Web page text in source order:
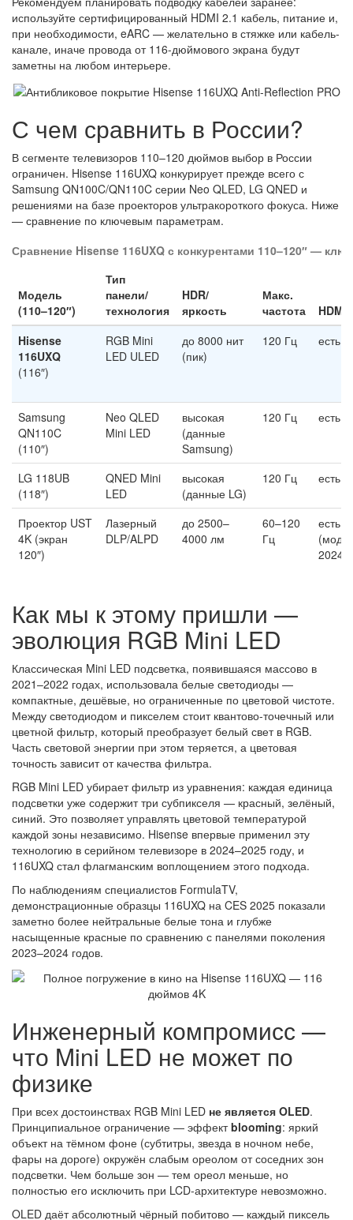
используйте сертифицированный HDMI 2.1 кабель, питание и,
при необходимости, eARC — желательно в стяжке или кабель-
канале, иначе провода от 116-дюймового экрана будут
заметны на любом интерьере.
С чем сравнить в России?
В сегменте телевизоров 110–120 дюймов выбор в России
ограничен. Hisense 116UXQ конкурирует прежде всего с
Samsung QN100C/QN110C серии Neo QLED, LG QNED и
решениями на базе проекторов ультракороткого фокуса. Ниже
— сравнение по ключевым параметрам.
Сравнение Hisense 116UXQ с конкурентами 110–120″ —
Модель
(110–120″)
Тип
панели/
технология
HDR/
яркость
Макс.
частота
HDMI
Hisense
116UXQ
(116″)
RGB Mini
LED ULED
до 8000 нит
(пик)
120 Гц есть
Samsung
QN110C
(110″)
Neo QLED
Mini LED
высокая
(данные
Samsung)
120 Гц есть
LG 118UB
(118″)
QNED Mini
LED
высокая
(данные LG)
120 Гц есть
Проектор UST
4K (экран
120″)
Лазерный
DLP/ALPD
до 2500–
4000 лм
60–120
Гц
есть
2024+)
Как мы к этому пришли —
эволюция RGB Mini LED
Классическая Mini LED подсветка, появившаяся массово в
2021–2022 годах, использовала белые светодиоды —
компактные, дешёвые, но ограниченные по цветовой чистоте.
Между светодиодом и пикселем стоит квантово-точечный или
цветной фильтр, который преобразует белый свет в RGB.
Часть световой энергии при этом теряется, а цветовая
точность зависит от качества фильтра.
RGB Mini LED убирает фильтр из уравнения: каждая единица
подсветки уже содержит три субпикселя — красный, зелёный,
синий. Это позволяет управлять цветовой температурой
каждой зоны независимо. Hisense впервые применил эту
технологию в серийном телевизоре в 2024–2025 году, и
116UXQ стал флагманским воплощением этого подхода.
По наблюдениям специалистов FormulaTV,
демонстрационные образцы 116UXQ на CES 2025 показали
заметно более нейтральные белые тона и глубже
насыщенные красные по сравнению с панелями поколения
2023–2024 годов.
Инженерный компромисс —
что Mini LED не может по
физике
При всех достоинствах RGB Mini LED не является OLED.
Принципиальное ограничение — эффектblooming: яркий
объект на тёмном фоне (субтитры, звезда в ночном небе,
фары на дороге) окружён слабым ореолом от соседних зон
подсветки. Чем больше зон — тем ореол меньше, но
полностью его исключить при LCD-архитектуре невозможно.
OLED даёт абсолютный чёрный побитово — каждый пиксель